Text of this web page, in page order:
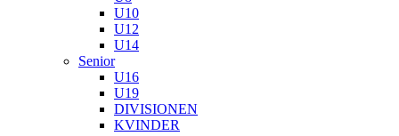
U10
U12
U14
Senior
U16
U19
DIVISIONEN
KVINDER